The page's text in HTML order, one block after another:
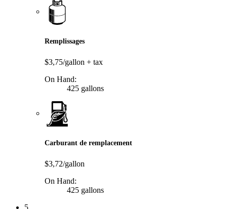
Remplissages
$3,75/gallon + tax
On Hand:
425 gallons
Carburant de remplacement
$3,72/gallon
On Hand:
425 gallons